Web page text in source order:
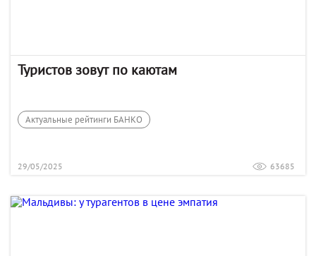
Туристов зовут по каютам
Актуальные рейтинги БАНКО
29/05/2025 63685